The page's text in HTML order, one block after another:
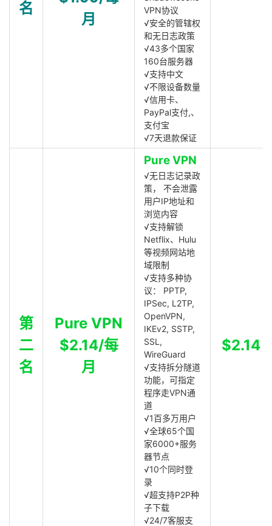
名
月
VPN协议
√安全的管辖权
和无日志政策
√43多个国家
160台服务器
√支持中文
√不限设备数量
√信用卡、
PayPal支付,、
支付宝
√7天退款保证
第
二
名
Pure VPN
$2.14/每
月
Pure VPN
√无日志记录政
策， 不会泄露
用户IP地址和
浏览内容
√支持解锁
Netflix、Hulu
等视频网站地
域限制
√支持多种协
议： PPTP,
IPSec, L2TP,
OpenVPN,
IKEv2, SSTP,
SSL,
WireGuard
√支持拆分隧道
功能，可指定
程序走VPN通
道
√1百多万用户
√全球65个国
家6000+服务
器节点
√10个同时登
录
√超支持P2P种
子下载
√24/7客服支
$2.14